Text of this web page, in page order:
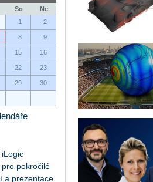
So
Ne
1
2
8 9
15 16
22 23
29 30
pokročilé
a prezentace